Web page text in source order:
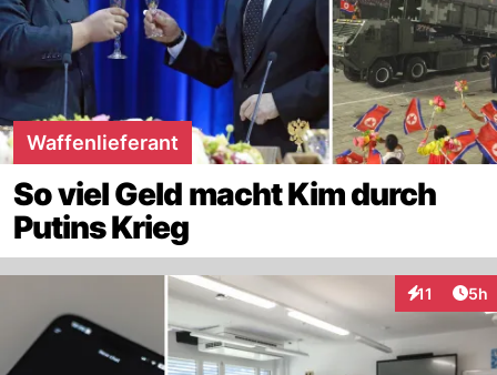
Waffenlieferant
So viel Geld macht Kim durch
Putins Krieg
11 5h